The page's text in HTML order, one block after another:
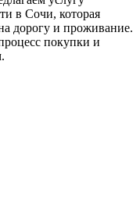
в Сочи, которая
дорогу и проживание.
покупки и